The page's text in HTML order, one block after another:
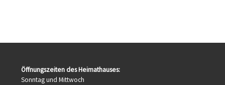
Öffnungszeiten des Heimathauses:
Sonntag und Mittwoch